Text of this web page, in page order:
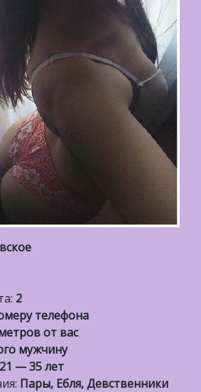
2
телефона
от вас
мужчину
21 — 35 лет
Пары, Ебля, Девственники